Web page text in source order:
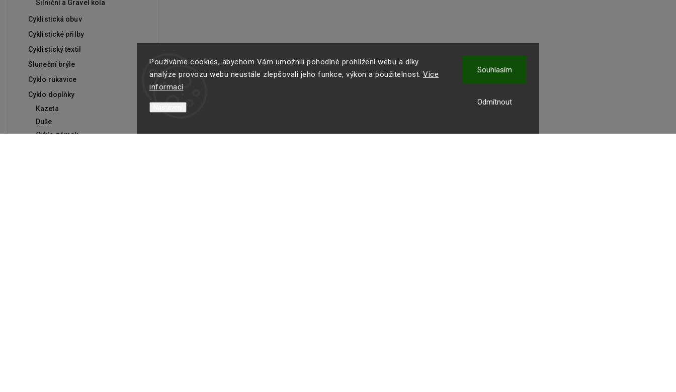
Používáme cookies, abychom Vám umožnili pohodlné prohlížení webu a díky
analýze provozu webu neustále zlepšovali jeho funkce, výkon a použitelnost. Více
informací
Odmítnout
Souhlasím
Silniční a Gravel kola
Cyklistická obuv
Cyklistické přilby
Cyklistický textil
Sluneční brýle
Cyklo rukavice
Cyklo doplňky
Kazeta
Duše
Cyklo zámek